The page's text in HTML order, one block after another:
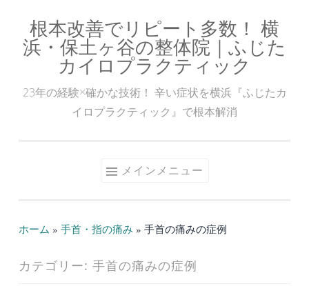
ン
根本改善でリピート多数！ 横
浜・保土ヶ谷の整体院｜ふじた
カイロプラクティック
23年の経験×確かな技術！ 辛い症状を横浜『ふじたカ
イロプラクティック』で根本解消
メインメニュー
ホーム » 手首・指の痛み » 手首の痛みの症例
カテゴリー: 手首の痛みの症例